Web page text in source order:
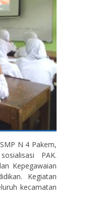
N 4 Pakem,
PAK.
Kepegawaian
Kegiatan
kecamatan